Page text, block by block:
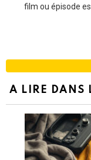
film ou épisode
A LIRE DANS